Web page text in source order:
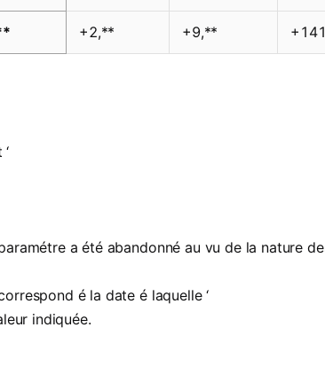
+2,** +9,**
a été abandonné au vu de la nature
é la date é laquelle ‘
indiquée.